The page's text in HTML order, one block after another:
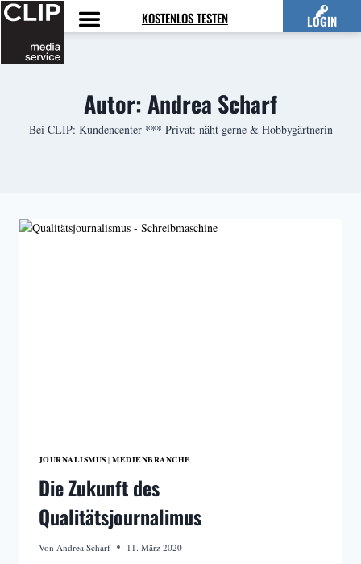
Zum
Inhalt
springen
KOSTENLOS TESTEN LOGIN
Autor: Andrea Scharf
Bei CLIP: Kundencenter *** Privat: näht gerne & Hobbygärtnerin
JOURNALISMUS |MEDIENBRANCHE
Die Zukunft des
Qualitätsjournalimus
Von Andrea Scharf 11. März 2020